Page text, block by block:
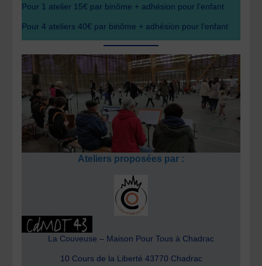
Pour 1 atelier 15€ par binôme + adhésion pour l’enfant
Pour 4 ateliers 40€ par binôme + adhésion pour l’enfant
Ateliers proposées par :
La Couveuse – Maison Pour Tous à Chadrac
10 Cours de la Liberté 43770 Chadrac